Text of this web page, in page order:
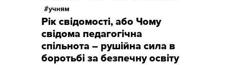
учням
Рік свідомості, або Чому
свідома педагогічна
спільнота – рушійна сила в
боротьбі за безпечну освіту